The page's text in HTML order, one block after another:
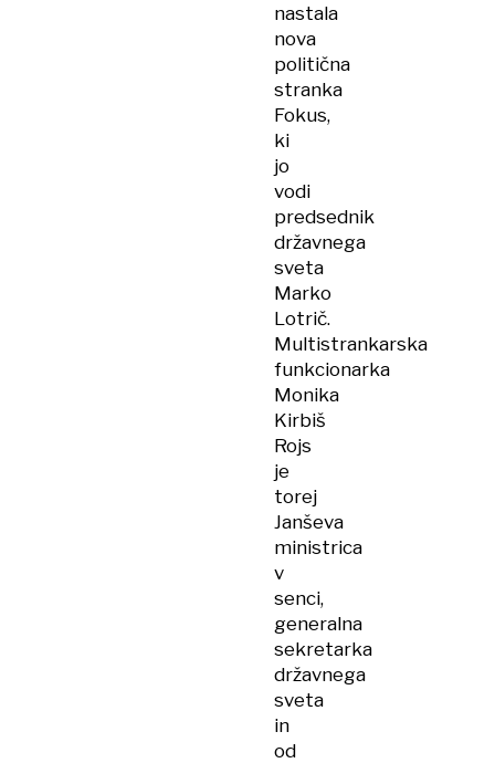
nastala
nova
politična
stranka
Fokus,
ki
jo
vodi
predsednik
državnega
sveta
Marko
Lotrič.
Multistrankarska
funkcionarka
Monika
Kirbiš
Rojs
je
torej
Janševa
ministrica
v
senci,
generalna
sekretarka
državnega
sveta
in
od